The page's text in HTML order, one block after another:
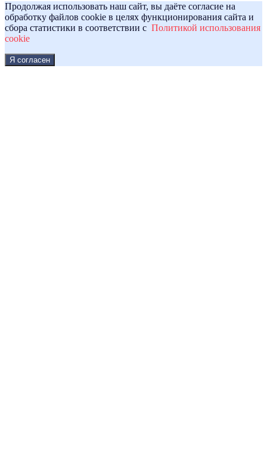
Продолжая использовать наш сайт, вы даёте согласие на
обработку файлов cookie в целях функционирования сайта и
сбора статистики в соответствии с Политикой использования
cookie
Я согласен